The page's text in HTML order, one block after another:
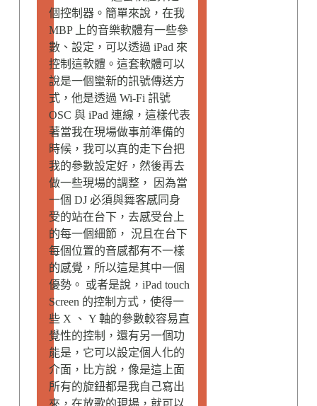
個控制器。簡單來說，在我
MBP 上的音樂軟體有一些參
數、設定，可以透過 iPad 來
控制這軟體。這套軟體可以
說是一個蠻新的訊號傳送方
式，他是透過 Wi-Fi 訊號
OSC 與 iPad 連線，這樣代表
著當我在現場做事前準備的
時候，我可以真的走下台把
我的參數設定好，然後再去
做一些現場的調整， 因為當
一個 DJ 必須與舞客感同身
受的站在台下，去感受台上
的每一個細節， 況且在台下
每個位置的音感都有不一樣
的感覺，所以這是其中一個
優勢。 或者是說，iPad touch
Screen 的控制方式，使得一
些 X 、 Y 軸的參數較容易直
覺性的控制，還有另一個功
能是，它可以設定個人化的
介面，比方說，像是這上面
所有的旋鈕都是我自己寫出